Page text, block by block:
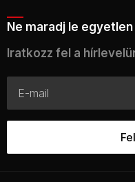
Ne maradj le
Iratkozz fel a